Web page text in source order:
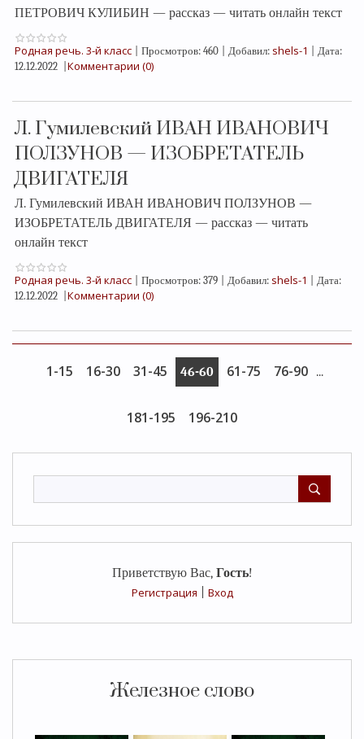
Приветствую Вас, Гость!
Регистрация
Вход
Железное слово
ПЕТРОВИЧ КУЛИБИН — рассказ — читать онлайн текст
Родная речь. 3-й класс Просмотров: 460 Добавил: shels-1
Дата:
12.12.2022
Комментарии (0)
Л. Гумилевский ИВАН ИВАНОВИЧ
ПОЛЗУНОВ — ИЗОБРЕТАТЕЛЬ
ДВИГАТЕЛЯ
Л. Гумилевский ИВАН ИВАНОВИЧ ПОЛЗУНОВ —
ИЗОБРЕТАТЕЛЬ ДВИГАТЕЛЯ — рассказ — читать
онлайн текст
Родная речь. 3-й класс Просмотров: 379 Добавил: shels-1
Дата:
12.12.2022
Комментарии (0)
1-15 16-30 31-45 46-60 61-75 76-90 ...
181-195 196-210